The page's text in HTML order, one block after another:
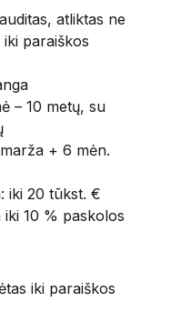
atliktas ne
paraiškos
– 10 metų, su
+ 6 mėn.
iki 20 tūkst. €
10 % paskolos
iki paraiškos